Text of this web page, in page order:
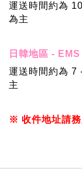
運送時間約為
為主
日韓地區 -
運送時間約為 7
主
※ 收件地址請